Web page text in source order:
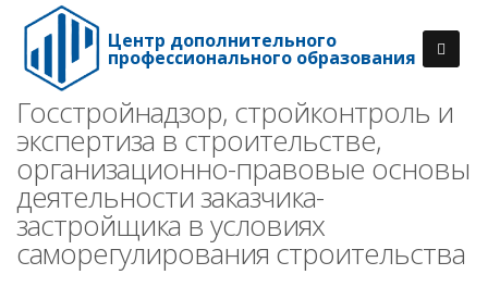
Центр дополнительного
профессионального образования
Госстройнадзор, стройконтроль и
экспертиза в строительстве,
организационно-правовые основы
деятельности заказчика-
застройщика в условиях
саморегулирования строительства